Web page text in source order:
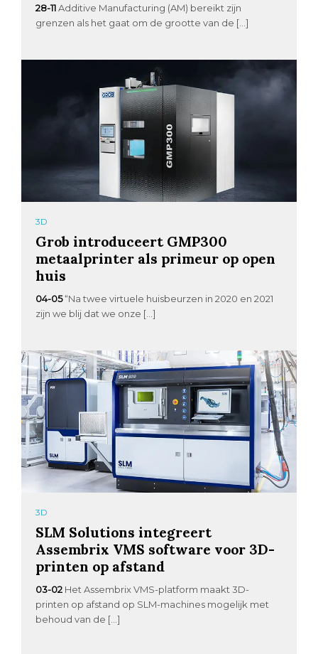
28-11 Additive Manufacturing (AM) bereikt zijn
grenzen als het gaat om de grootte van de […]
3D
Grob introduceert GMP300
metaalprinter als primeur op open
huis
04-05“Na twee virtuele huisbeurzen in 2020 en 2021
zijn we blij dat we onze […]
3D
SLM Solutions integreert
Assembrix VMS software voor 3D-
printen op afstand
03-02 Het Assembrix VMS-platform maakt 3D-
printen op afstand op SLM-machines mogelijk met
behoud van de […]